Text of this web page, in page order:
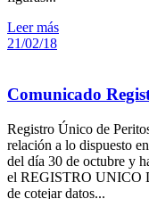
Leer más
21/02/18
Comunicado
Registro Único de
relación a lo dispuesto
del día 30 de octubre y
el REGISTRO UNICO
de cotejar datos...